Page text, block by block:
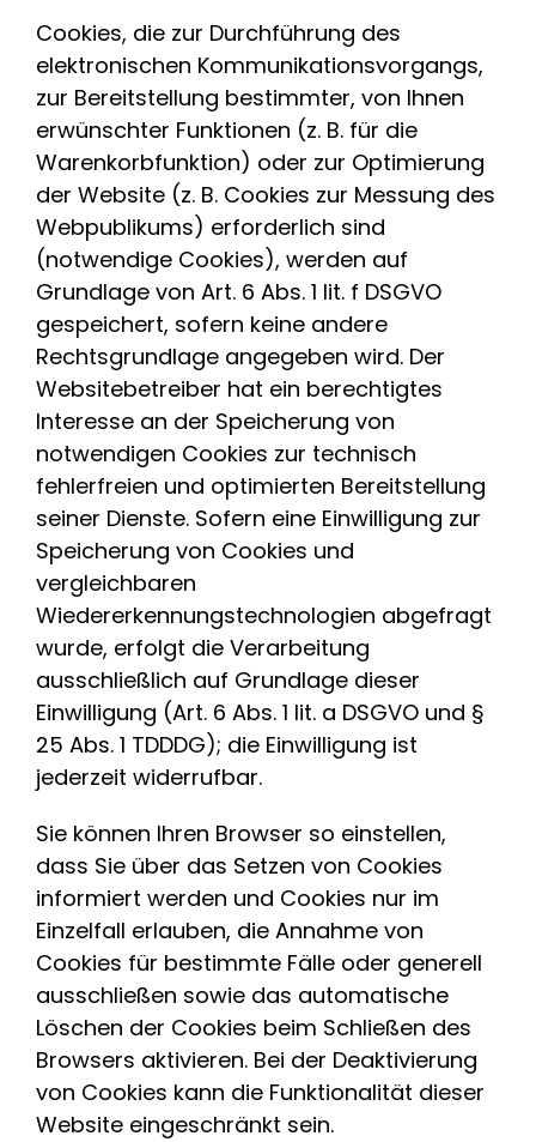
Cookies, die zur Durchführung des
elektronischen Kommunikationsvorgangs,
zur Bereitstellung bestimmter, von Ihnen
erwünschter Funktionen (z. B. für die
Warenkorbfunktion) oder zur Optimierung
der Website (z. B. Cookies zur Messung des
Webpublikums) erforderlich sind
(notwendige Cookies), werden auf
Grundlage von Art. 6 Abs. 1 lit. f DSGVO
gespeichert, sofern keine andere
Rechtsgrundlage angegeben wird. Der
Websitebetreiber hat ein berechtigtes
Interesse an der Speicherung von
notwendigen Cookies zur technisch
fehlerfreien und optimierten Bereitstellung
seiner Dienste. Sofern eine Einwilligung zur
Speicherung von Cookies und
vergleichbaren
Wiedererkennungstechnologien abgefragt
wurde, erfolgt die Verarbeitung
ausschließlich auf Grundlage dieser
Einwilligung (Art. 6 Abs. 1 lit. a DSGVO und §
25 Abs. 1 TDDDG); die Einwilligung ist
jederzeit widerrufbar.
Sie können Ihren Browser so einstellen,
dass Sie über das Setzen von Cookies
informiert werden und Cookies nur im
Einzelfall erlauben, die Annahme von
Cookies für bestimmte Fälle oder generell
ausschließen sowie das automatische
Löschen der Cookies beim Schließen des
Browsers aktivieren. Bei der Deaktivierung
von Cookies kann die Funktionalität dieser
Website eingeschränkt sein.